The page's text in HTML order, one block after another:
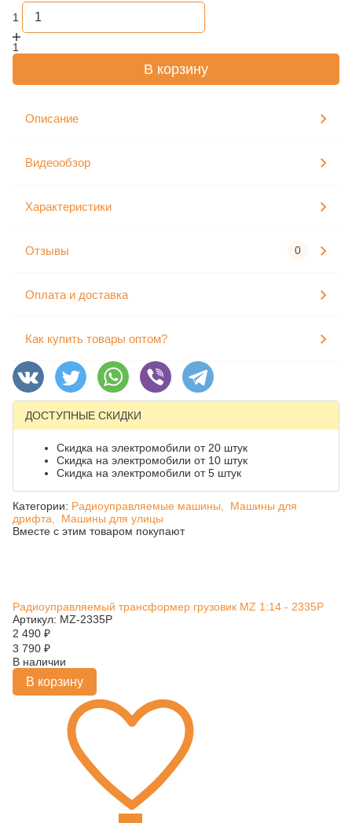
1
1
В корзину
Описание
Видеообзор
Характеристики
Отзывы 0
Оплата и доставка
Как купить товары оптом?
ДОСТУПНЫЕ СКИДКИ
Скидка на электромобили от 20 штук
Скидка на электромобили от 10 штук
Скидка на электромобили от 5 штук
Категории: Радиоуправляемые машины,
Машины для
дрифта,
Машины для улицы
Вместе с этим товаром покупают
Радиоуправляемый трансформер грузовик MZ 1:14 - 2335P
Артикул: MZ-2335P
2 490 ₽
3 790 ₽
В наличии
В корзину